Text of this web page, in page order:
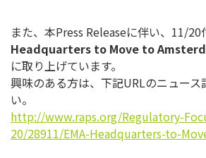
また、本Press Releaseに伴い、11/20
Headquarters to Move to
に取り上げています。
興味のある方は、下記URLのニュース
い。
http://www.raps.org/Regulatory-
20/28911/EMA-Headquarters-to-